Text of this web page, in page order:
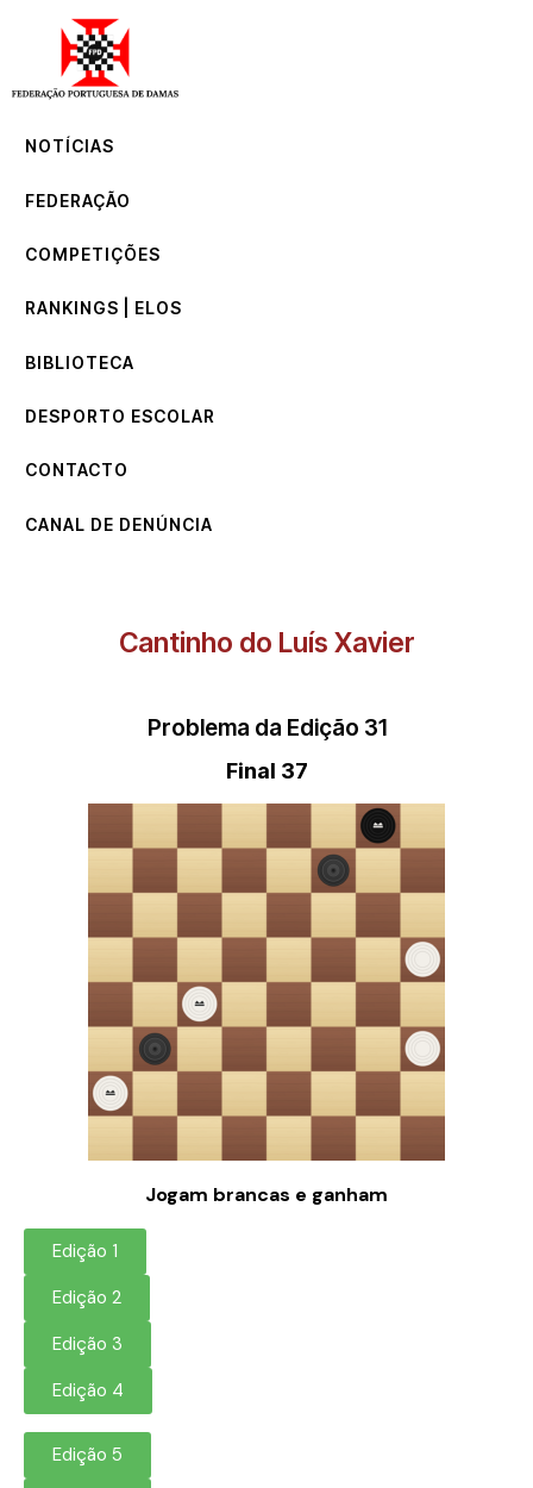
NOTÍCIAS
FEDERAÇÃO
COMPETIÇÕES
RANKINGS | ELOS
BIBLIOTECA
DESPORTO ESCOLAR
CONTACTO
CANAL DE DENÚNCIA
Cantinho do Luís Xavier
Problema da Edição 31
Final 37
Jogam brancas e ganham
Edição 1
Edição 2
Edição 3
Edição 4
Edição 5